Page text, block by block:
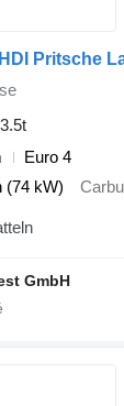
Pritsche
Euro 4
(74 kW)
GmbH